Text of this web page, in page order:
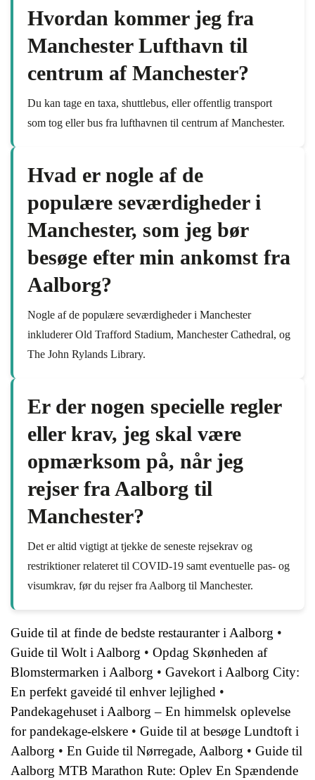
Hvordan kommer jeg fra
Manchester Lufthavn til
centrum af Manchester?
Du kan tage en taxa, shuttlebus, eller offentlig transport
som tog eller bus fra lufthavnen til centrum af Manchester.
Hvad er nogle af de
populære seværdigheder i
Manchester, som jeg bør
besøge efter min ankomst fra
Aalborg?
Nogle af de populære seværdigheder i Manchester
inkluderer Old Trafford Stadium, Manchester Cathedral, og
The John Rylands Library.
Er der nogen specielle regler
eller krav, jeg skal være
opmærksom på, når jeg
rejser fra Aalborg til
Manchester?
Det er altid vigtigt at tjekke de seneste rejsekrav og
restriktioner relateret til COVID-19 samt eventuelle pas- og
visumkrav, før du rejser fra Aalborg til Manchester.
Guide til at finde de bedste restauranter i Aalborg •
Guide til Wolt i Aalborg • Opdag Skønheden af
Blomstermarken i Aalborg • Gavekort i Aalborg City:
En perfekt gaveidé til enhver lejlighed •
Pandekagehuset i Aalborg – En himmelsk oplevelse
for pandekage-elskere • Guide til at besøge Lundtoft i
Aalborg • En Guide til Nørregade, Aalborg • Guide til
Aalborg MTB Marathon Rute: Oplev En Spændende